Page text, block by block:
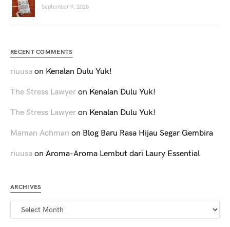
September 9, 2025
RECENT COMMENTS
riuusa on Kenalan Dulu Yuk!
The Stress Lawyer on Kenalan Dulu Yuk!
The Stress Lawyer on Kenalan Dulu Yuk!
Maman Achman on Blog Baru Rasa Hijau Segar Gembira
riuusa on Aroma-Aroma Lembut dari Laury Essential
ARCHIVES
Archives